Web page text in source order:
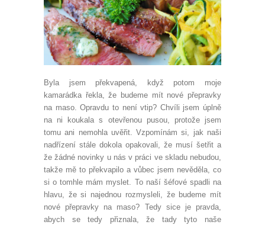
Byla jsem překvapená, když potom moje
kamarádka řekla, že budeme mít nové přepravky
na maso. Opravdu to není vtip? Chvíli jsem úplně
na ni koukala s otevřenou pusou, protože jsem
tomu ani nemohla uvěřit. Vzpomínám si, jak naši
nadřízení stále dokola opakovali, že musí šetřit a
že žádné novinky u nás v práci ve skladu nebudou,
takže mě to překvapilo a vůbec jsem nevěděla, co
si o tomhle mám myslet. To naší šéfové spadli na
hlavu, že si najednou rozmysleli, že budeme mít
nové přepravky na maso? Tedy sice je pravda,
abych se tedy přiznala, že tady tyto naše